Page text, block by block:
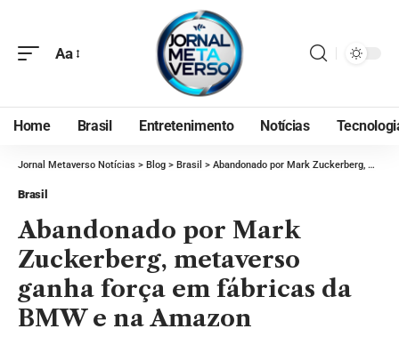
Aa
Home Brasil Entretenimento Notícias
Jornal Metaverso Notícias > Blog > Brasil > Abandonado por Mark Zuckerberg, metaverso ganha força em fábricas da BMW e na Amazon
Brasil
Abandonado por Mark
Zuckerberg, metaverso
ganha força em fábricas da
BMW e na Amazon